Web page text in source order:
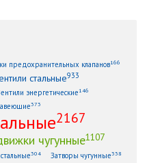
предохранительных клапанов166
стальные933
энергетические146
373
2167
чугунные1107
304 Затворы чугунные338